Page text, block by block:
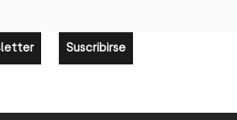
Suscribirse